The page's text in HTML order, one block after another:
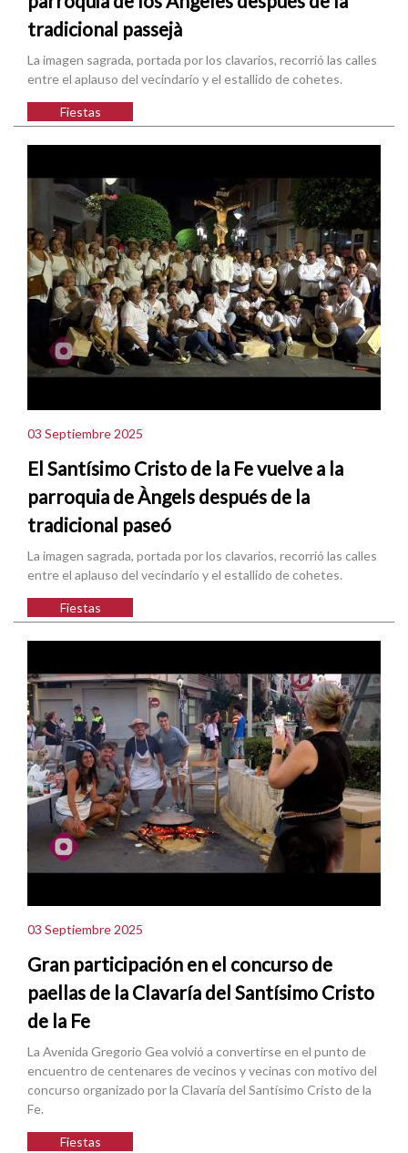
tradicional passejà
La imagen sagrada, portada por los clavarios, recorrió las calles
entre el aplauso del vecindario y el estallido de cohetes.
Fiestas
03 Septiembre 2025
El Santísimo Cristo de la Fe vuelve a la
parroquia de Àngels después de la
tradicional paseó
La imagen sagrada, portada por los clavarios, recorrió las calles
entre el aplauso del vecindario y el estallido de cohetes.
Fiestas
03 Septiembre 2025
Gran participación en el concurso de
paellas de la Clavaría del Santísimo Cristo
de la Fe
La Avenida Gregorio Gea volvió a convertirse en el punto de
encuentro de centenares de vecinos y vecinas con motivo del
concurso organizado por la Clavaría del Santísimo Cristo de la
Fe.
Fiestas